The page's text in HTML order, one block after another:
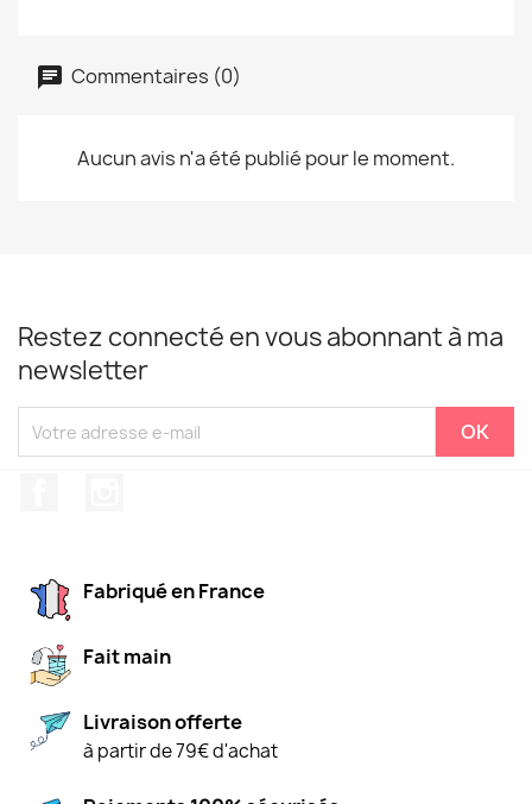
Commentaires (0)
Aucun avis n'a été publié pour le moment.
Restez connecté en vous abonnant à ma
newsletter
Fabriqué en France
Fait main
Livraison offerte
à partir de 79€ d'achat